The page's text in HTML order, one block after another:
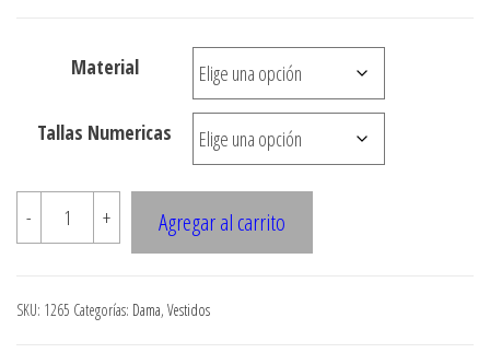
$3.290
Material
Tallas Numericas
-
1265
VESTIDO
CON
ABERTURAS
+ Agregar al carrito
SKU: 1265 Categorías: Dama, Vestidos